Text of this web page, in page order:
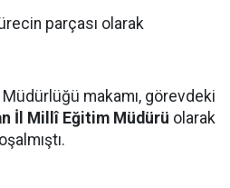
parçası olarak
makamı, görevdeki
İl Millî Eğitim Müdürü olarak